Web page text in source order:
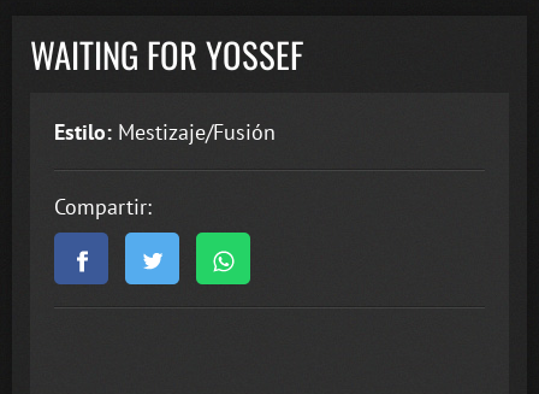
WAITING FOR YOSSEF
Estilo: Mestizaje/Fusión
Compartir: